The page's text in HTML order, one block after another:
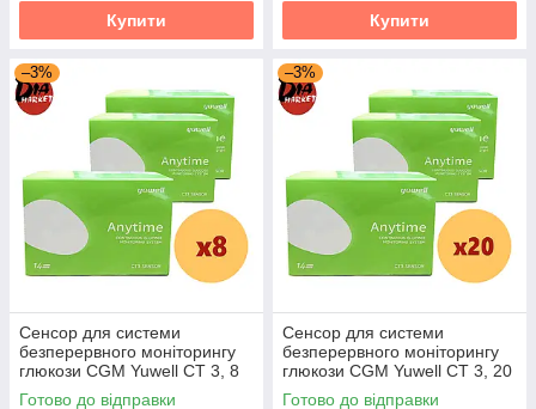
Купити Купити
–3%
Сенсор для системи
безперервного моніторингу
глюкози CGM Yuwell CT 3, 8
пак.
Готово до відправки
–3%
Сенсор для системи
безперервного моніторингу
глюкози CGM Yuwell CT 3, 20
пак.
Готово до відправки